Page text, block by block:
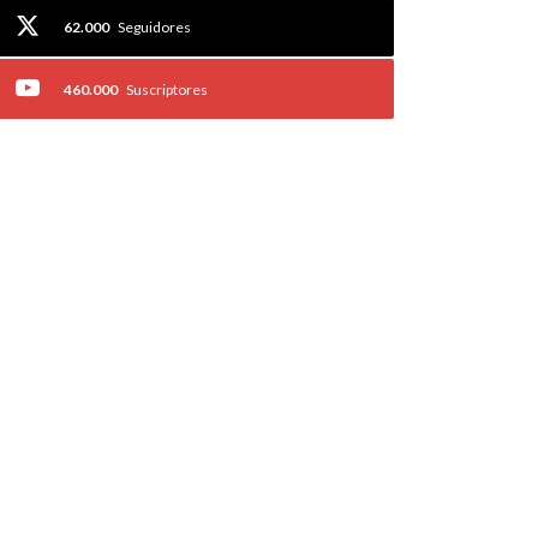
62.000 Seguidores
460.000 Suscriptores